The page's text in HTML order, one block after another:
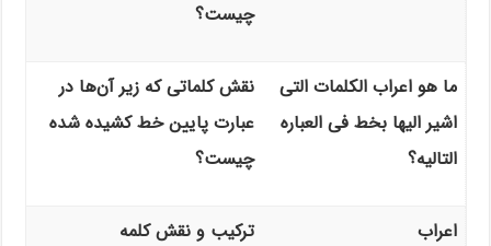
چیست؟
ما هو اعراب الکلمات التی
اشیر الیها بخط فی العباره
التالیه؟
نقش کلماتی که زیر آن‌ها در
عبارت پایین خط کشیده شده
چیست؟
اعراب ترکیب و نقش کلمه